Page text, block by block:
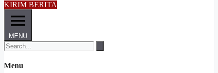
KIRIM BERITA
MENU
Menu